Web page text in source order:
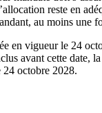
reste en
au moins une
en vigueur le 24
avant cette date,
octobre 2028.